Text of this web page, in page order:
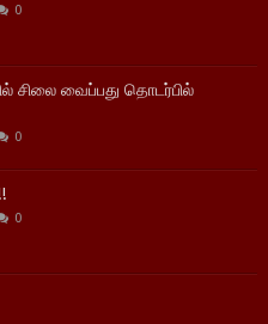
0
சிலை வைப்பது தொடர்பில்
0
0